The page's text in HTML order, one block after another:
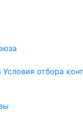
Условия отбора